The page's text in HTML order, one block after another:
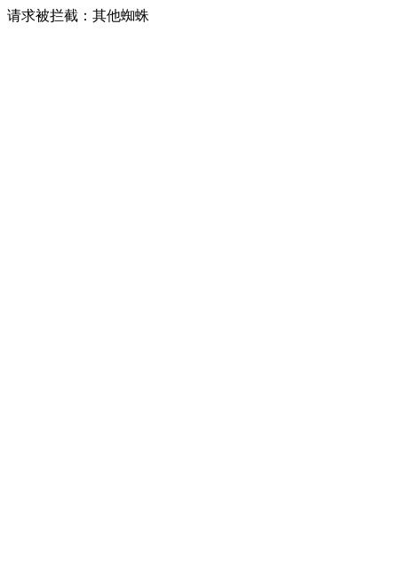
请求被拦截：其他蜘蛛